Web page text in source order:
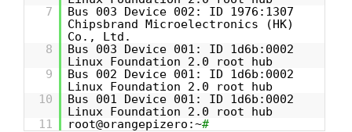
7
Bus 003 Device 002: ID 1976:1307
Chipsbrand Microelectronics (HK)
Co., Ltd.
8
Bus 003 Device 001: ID 1d6b:0002
Linux Foundation 2.0 root hub
9
Bus 002 Device 001: ID 1d6b:0002
Linux Foundation 2.0 root hub
10
Bus 001 Device 001: ID 1d6b:0002
Linux Foundation 2.0 root hub
11
root@orangepizero:~#